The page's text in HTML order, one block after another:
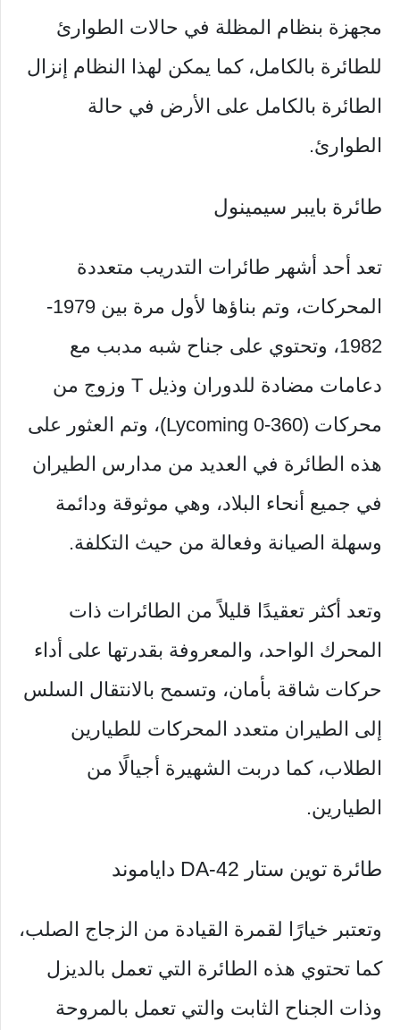
مجهزة بنظام المظلة في حالات الطوارئ
للطائرة بالكامل، كما يمكن لهذا النظام إنزال
الطائرة بالكامل على الأرض في حالة
الطوارئ.
طائرة بايبر سيمينول
تعد أحد أشهر طائرات التدريب متعددة
المحركات، وتم بناؤها لأول مرة بين 1979-
1982، وتحتوي على جناح شبه مدبب مع
دعامات مضادة للدوران وذيل T وزوج من
محركات (Lycoming 0-360)، وتم العثور على
هذه الطائرة في العديد من مدارس الطيران
في جميع أنحاء البلاد، وهي موثوقة ودائمة
وسهلة الصيانة وفعالة من حيث التكلفة.
وتعد أكثر تعقيدًا قليلاً من الطائرات ذات
المحرك الواحد، والمعروفة بقدرتها على أداء
حركات شاقة بأمان، وتسمح بالانتقال السلس
إلى الطيران متعدد المحركات للطيارين
الطلاب، كما دربت الشهيرة أجيالًا من
الطيارين.
طائرة توين ستار DA-42 داياموند
وتعتبر خيارًا لقمرة القيادة من الزجاج الصلب،
كما تحتوي هذه الطائرة التي تعمل بالديزل
وذات الجناح الثابت والتي تعمل بالمروحة